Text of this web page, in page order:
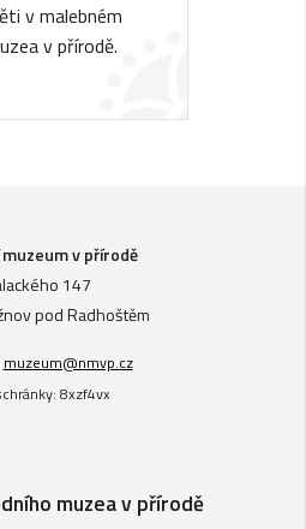
v malebném
v přírodě.
v přírodě
147
pod Radhoštěm
muzeum@nmvp.cz
8xzf4vx
muzea v přírodě